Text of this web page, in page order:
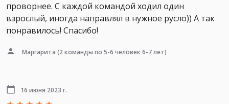
проворнее. С каждой командой ходил один
взрослый, иногда направлял в нужное русло)) А так
понравилось! Спасибо!
Маргарита (2 команды по 5-6 человек 6-7 лет)
16 июня 2023 г.